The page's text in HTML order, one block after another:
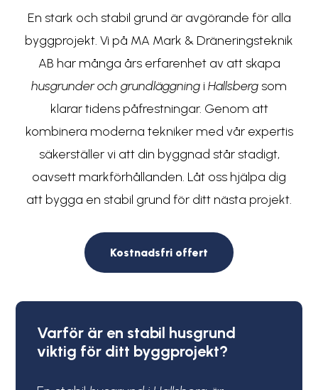
En stark och stabil grund är avgörande för alla
byggprojekt. Vi på MA Mark & Dräneringsteknik
AB har många års erfarenhet av att skapa
husgrunder och grundläggning i Hallsberg som
klarar tidens påfrestningar. Genom att
kombinera moderna tekniker med vår expertis
säkerställer vi att din byggnad står stadigt,
oavsett markförhållanden. Låt oss hjälpa dig
att bygga en stabil grund för ditt nästa projekt.
Kostnadsfri offert
Varför är en stabil husgrund
viktig för ditt byggprojekt?